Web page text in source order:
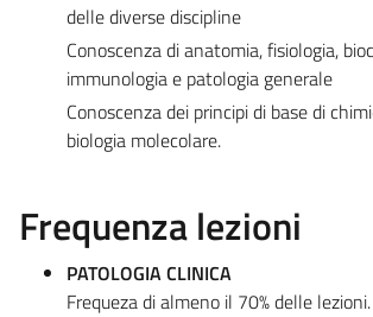
delle diverse discipline
Conoscenza di anatomia, fisiologia,
immunologia e patologia generale
Conoscenza dei principi di base di
biologia molecolare.
Frequenza lezioni
PATOLOGIA CLINICA
Frequeza di almeno il 70% delle lezioni.